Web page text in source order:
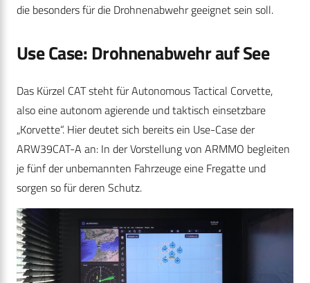
die besonders für die Drohnenabwehr geeignet sein soll.
Use Case: Drohnenabwehr auf See
Das Kürzel CAT steht für Autonomous Tactical Corvette,
also eine autonom agierende und taktisch einsetzbare
„Korvette“. Hier deutet sich bereits ein Use-Case der
ARW39CAT-A an: In der Vorstellung von ARMMO begleiten
je fünf der unbemannten Fahrzeuge eine Fregatte und
sorgen so für deren Schutz.